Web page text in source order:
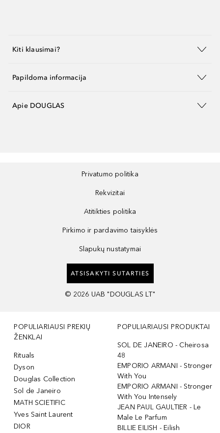
Kiti klausimai?
Papildoma informacija
Apie DOUGLAS
Privatumo politika
Rekvizitai
Atitikties politika
Pirkimo ir pardavimo taisyklės
Slapukų nustatymai
ATSISAKYTI SUTARTIES
© 2026 UAB "DOUGLAS LT"
POPULIARIAUSI PREKIŲ
ŽENKLAI
Rituals
Dyson
Douglas Collection
Sol de Janeiro
MATH SCIETIFIC
Yves Saint Laurent
DIOR
POPULIARIAUSI PRODUKTAI
SOL DE JANEIRO - Cheirosa
48
EMPORIO ARMANI - Stronger
With You
EMPORIO ARMANI - Stronger
With You Intensely
JEAN PAUL GAULTIER - Le
Male Le Parfum
BILLIE EILISH - Eilish